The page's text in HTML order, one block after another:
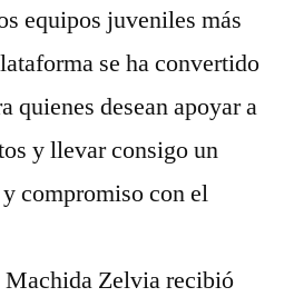
equipos juveniles más
se ha convertido
quienes desean apoyar a
y llevar consigo un
compromiso con el
Zelvia recibió